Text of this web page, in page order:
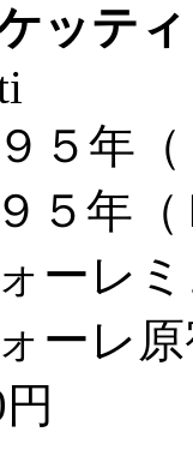
ッティ
５年
５年
ーレ
レ原